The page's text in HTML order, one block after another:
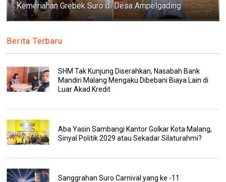
Kemeriahan Grebek Suro di Desa Ampelgading
Berita Terbaru
SHM Tak Kunjung Diserahkan, Nasabah Bank
Mandiri Malang Mengaku Dibebani Biaya Lain di
Luar Akad Kredit
Aba Yasin Sambangi Kantor Golkar Kota Malang,
Sinyal Politik 2029 atau Sekadar Silaturahmi?
Sanggrahan Suro Carnival yang ke -11